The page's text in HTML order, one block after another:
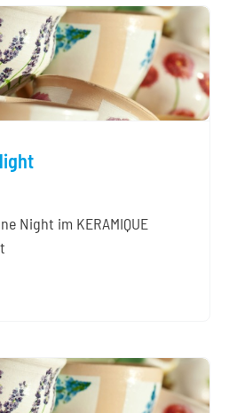
Night im KERAMIQUE